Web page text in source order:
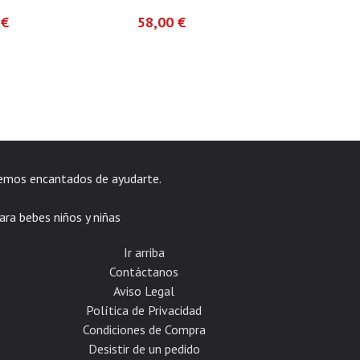
58,00 €
encantados de ayudarte.
bebes niños y niñas
Ir arriba
Contáctanos
Aviso Legal
Política de Privacidad
Condiciones de Compra
Desistir de un pedido